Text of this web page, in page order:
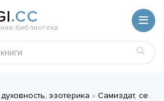
.CC
библиотека
эзотерика » Самиздат, сетевая литература